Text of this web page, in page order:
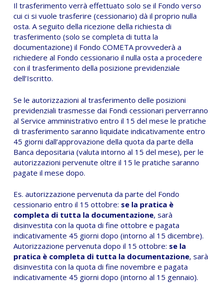
Il trasferimento verrà effettuato solo se il Fondo verso
cui ci si vuole trasferire (cessionario) dà il proprio nulla
osta. A seguito della ricezione della richiesta di
trasferimento (solo se completa di tutta la
documentazione) il Fondo COMETA provvederà a
richiedere al Fondo cessionario il nulla osta a procedere
con il trasferimento della posizione previdenziale
dell’Iscritto.
Se le autorizzazioni al trasferimento delle posizioni
previdenziali trasmesse dai Fondi cessionari perverranno
al Service amministrativo entro il 15 del mese le pratiche
di trasferimento saranno liquidate indicativamente entro
45 giorni dall’approvazione della quota da parte della
Banca depositaria (valuta intorno al 15 del mese), per le
autorizzazioni pervenute oltre il 15 le pratiche saranno
pagate il mese dopo.
Es. autorizzazione pervenuta da parte del Fondo
cessionario entro il 15 ottobre: se la pratica è
completa di tutta la documentazione, sarà
disinvestita con la quota di fine ottobre e pagata
indicativamente 45 giorni dopo (intorno al 15 dicembre).
Autorizzazione pervenuta dopo il 15 ottobre: se la
pratica è completa di tutta la documentazione, sarà
disinvestita con la quota di fine novembre e pagata
indicativamente 45 giorni dopo (intorno al 15 gennaio).